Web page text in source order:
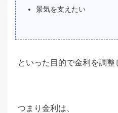
景気を支えたい
といった目的で金利を調整
つまり金利は、